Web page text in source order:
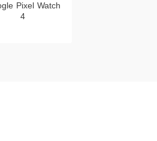
Pixel Watch
4